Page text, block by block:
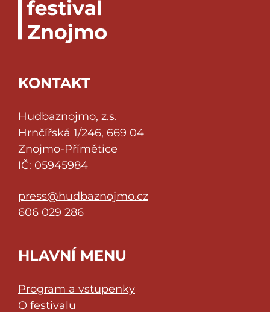
KONTAKT
Hudbaznojmo, z.s.
Hrnčířská 1/246, 669 04
Znojmo-Přímětice
IČ: 05945984
press@hudbaznojmo.cz
606 029 286
HLAVNÍ MENU
Program a vstupenky
O festivalu